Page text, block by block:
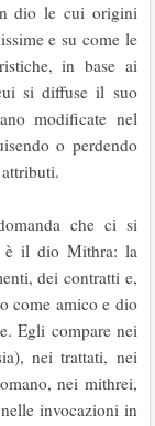
dio le cui origini
e su come le
in base ai
si diffuse il suo
modificate nel
o perdendo
che ci si
è il dio Mithra: la
dei contratti e,
come amico e dio
Egli compare nei
nei trattati, nei
nei mithrei,
invocazioni in